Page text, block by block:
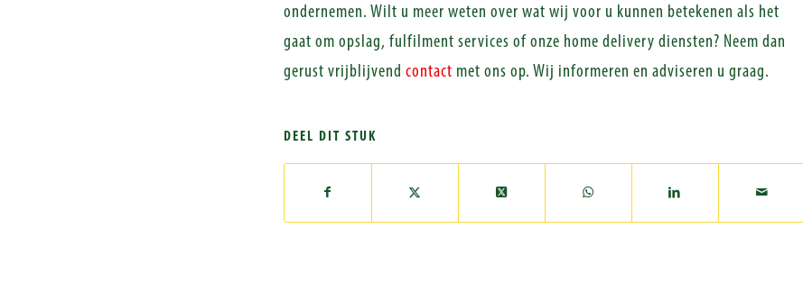
ondernemen. Wilt u meer weten over wat wij voor u kunnen betekenen als het
gaat om opslag, fulfilment services of onze home delivery diensten? Neem dan
gerust vrijblijvend contact met ons op. Wij informeren en adviseren u graag.
DEEL DIT STUK